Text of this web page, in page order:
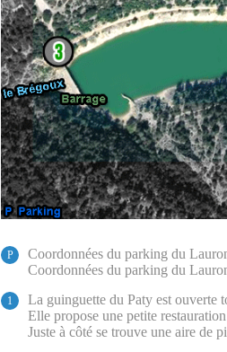
P
Coordonnées du parking du
Coordonnées du parking du
1
La guinguette du Paty est ouverte
Elle propose une petite
Juste à côté se trouve une aire de